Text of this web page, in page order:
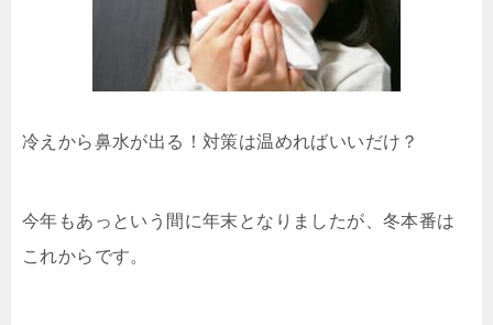
冷えから鼻水が出る！対策は温めればいいだけ？
今年もあっという間に年末となりましたが、冬本番は
これからです。